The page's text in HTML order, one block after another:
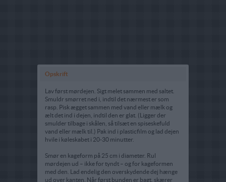
Opskrift
Lav først mørdejen. Sigt melet sammen med saltet.
Smuldr smørret ned i, indtil det nærmest er som
rasp. Pisk ægget sammen med vand eller mælk og
ælt det ind i dejen, indtil den er glat. (Ligger der
smulder tilbage i skålen, så tilsæt en spiseskefuld
vand eller mælk til.) Pak ind i plasticfilm og lad dejen
hvile i køleskabet i 20-30 minutter.
Smør en kageform på 25 cm i diameter. Rul
mørdejen ud – ikke for tyndt – og for kageformen
med den. Lad endelig den overskydende dej hænge
ud over kanten. Når først bunden er bagt, skærer